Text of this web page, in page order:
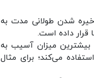
شدن طولانی مدت به
داده است.
میزان آسیب به
می‌کند؛ برای مثال